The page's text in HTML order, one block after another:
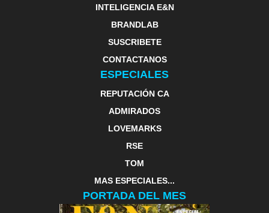
INTELIGENCIA E&N
BRANDLAB
SUSCRIBETE
CONTACTANOS
ESPECIALES
REPUTACIÓN CA
ADMIRADOS
LOVEMARKS
RSE
TOM
MAS ESPECIALES...
PORTADA DEL MES